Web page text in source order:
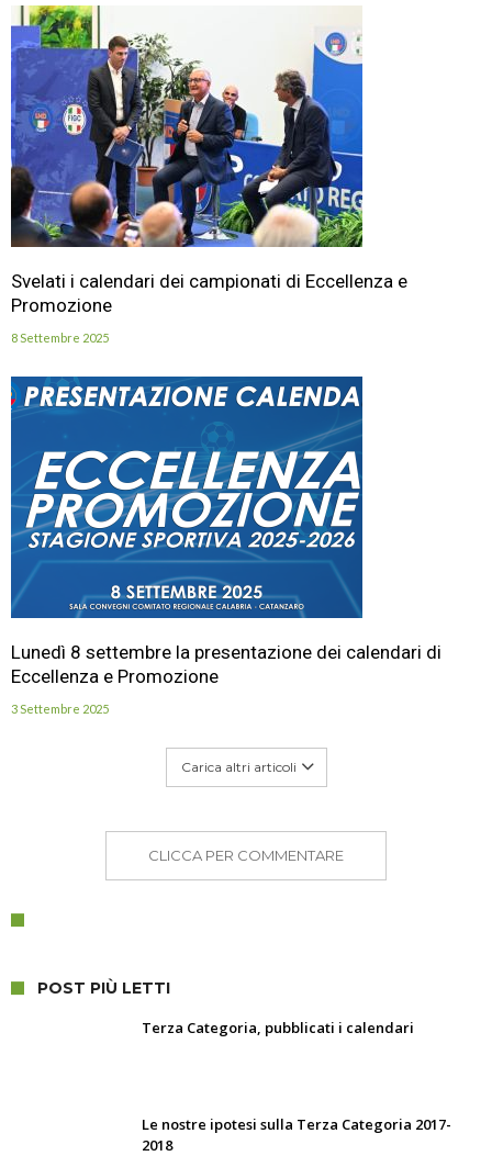
Svelati i calendari dei campionati di Eccellenza e
Promozione
8 Settembre 2025
Lunedì 8 settembre la presentazione dei calendari di
Eccellenza e Promozione
3 Settembre 2025
Carica altri articoli
CLICCA PER COMMENTARE
POST PIÙ LETTI
Terza Categoria, pubblicati i calendari
Le nostre ipotesi sulla Terza Categoria 2017-
2018